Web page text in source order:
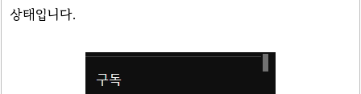
상태입니다.